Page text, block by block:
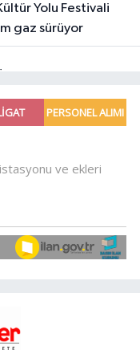
gaz sürüyor
sponsoru oldu